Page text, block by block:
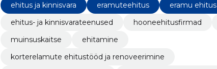
ehitus ja kinnisvara
eramuteehitus
eramu ehitus
ehitus- ja kinnisvarateenused
hooneehitusfirmad
muinsuskaitse
ehitamine
korterelamute ehitustööd ja renoveerimine